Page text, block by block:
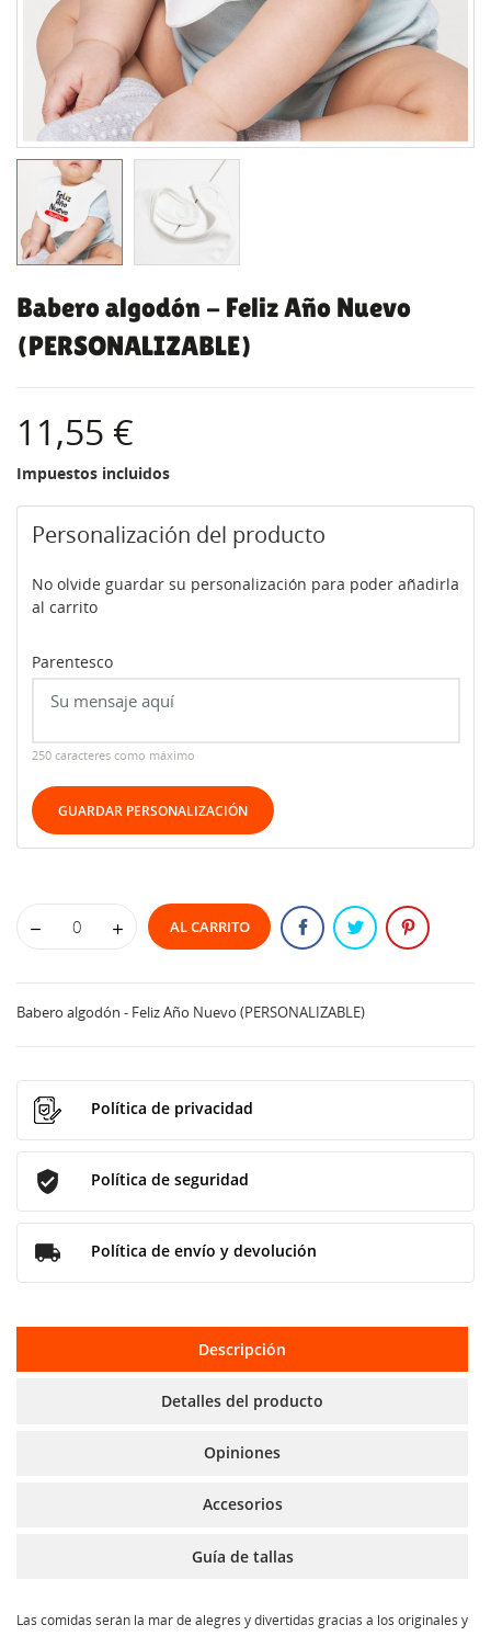
Babero algodón - Feliz Año Nuevo
(PERSONALIZABLE)
11,55 €
Impuestos incluidos
Personalización del producto
No olvide guardar su personalización para poder añadirla
al carrito
Parentesco
250 caracteres como máximo
GUARDAR PERSONALIZACIÓN
AL CARRITO
Babero algodón - Feliz Año Nuevo (PERSONALIZABLE)
Política de privacidad
Política de seguridad
Política de envío y devolución
Descripción
Detalles del producto
Opiniones
Accesorios
Guía de tallas
Las comidas serán la mar de alegres y divertidas gracias a los originales y